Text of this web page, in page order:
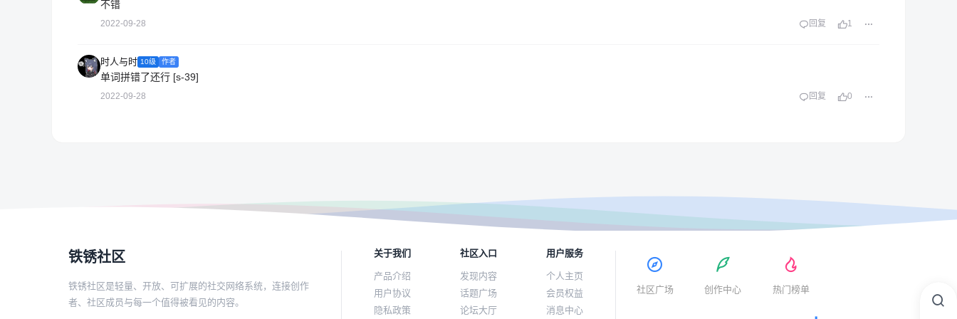
不错
2022-09-28 回复 1
时人与时 10级 作者
单词拼错了还行 [s-39]
2022-09-28 回复 0
铁锈社区
铁锈社区是轻量、开放、可扩展的社交网络系统，连接创作
者、社区成员与每一个值得被看见的内容。
关于我们
产品介绍
用户协议
隐私政策
社区入口
发现内容
话题广场
论坛大厅
用户服务
个人主页
会员权益
消息中心
社区广场 创作中心 热门榜单